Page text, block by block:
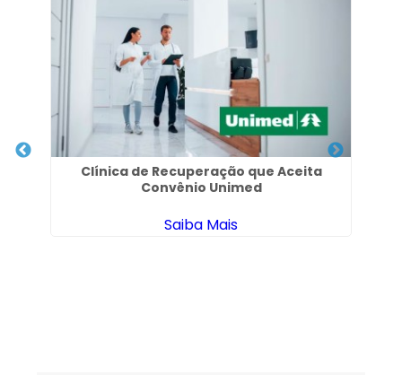
Clínica de Recuperação que Aceita
Convênio Unimed
Saiba Mais